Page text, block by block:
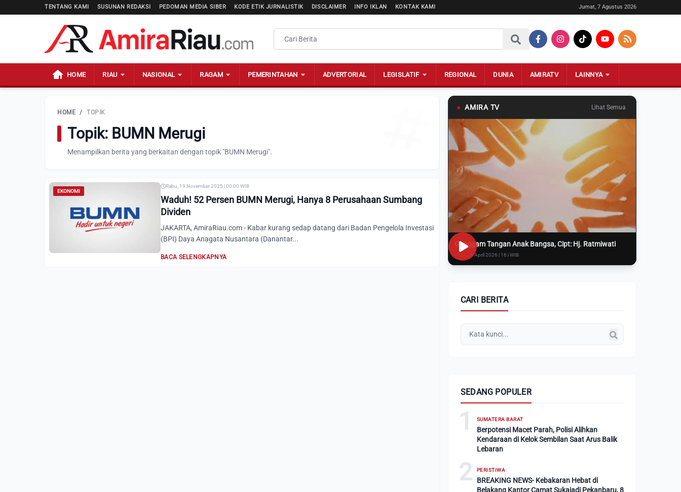
TENTANG KAMI SUSUNAN REDAKSI PEDOMAN MEDIA SIBER KODE ETIK JURNALISTIK DISCLAIMER INFO IKLAN KONTAK KAMI Jumat, 7 Agustus 2026
HOME RIAU NASIONAL RAGAM PEMERINTAHAN ADVERTORIAL LEGISLATIF REGIONAL DUNIA AMIRATV LAINNYA
HOME / TOPIK
Topik: BUMN Merugi
Menampilkan berita yang berkaitan dengan topik "BUMN Merugi".
EKONOMI
Rabu, 19 November 2025 | 00:00 WIB
Waduh! 52 Persen BUMN Merugi, Hanya 8 Perusahaan Sumbang
Dividen
JAKARTA, AmiraRiau.com - Kabar kurang sedap datang dari Badan Pengelola Investasi
(BPI) Daya Anagata Nusantara (Danantar...
BACA SELENGKAPNYA
● AMIRA TV Lihat Semua
Genggam Tangan Anak Bangsa, Cipt: Hj. Ratmiwati
Rabu, 8 April 2026 | 16:i WIB
CARI BERITA
SEDANG POPULER
1 SUMATERA BARAT
Berpotensi Macet Parah, Polisi Alihkan
Kendaraan di Kelok Sembilan Saat Arus Balik
Lebaran
2 PERISTIWA
BREAKING NEWS- Kebakaran Hebat di
Belakang Kantor Camat Sukajadi Pekanbaru, 8